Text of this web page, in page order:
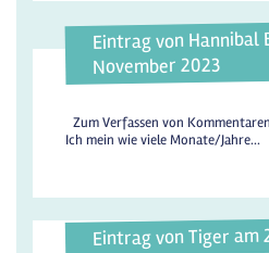
Eintrag von Hannibal
November 2023
Zum Verfassen von
Ich mein wie viele Monate/Jahre...
Eintrag von Tiger am